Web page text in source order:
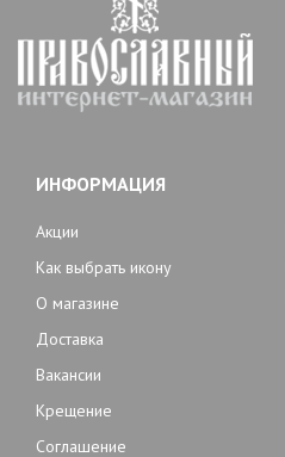
ИНФОРМАЦИЯ
Акции
Как выбрать икону
О магазине
Доставка
Вакансии
Крещение
Соглашение